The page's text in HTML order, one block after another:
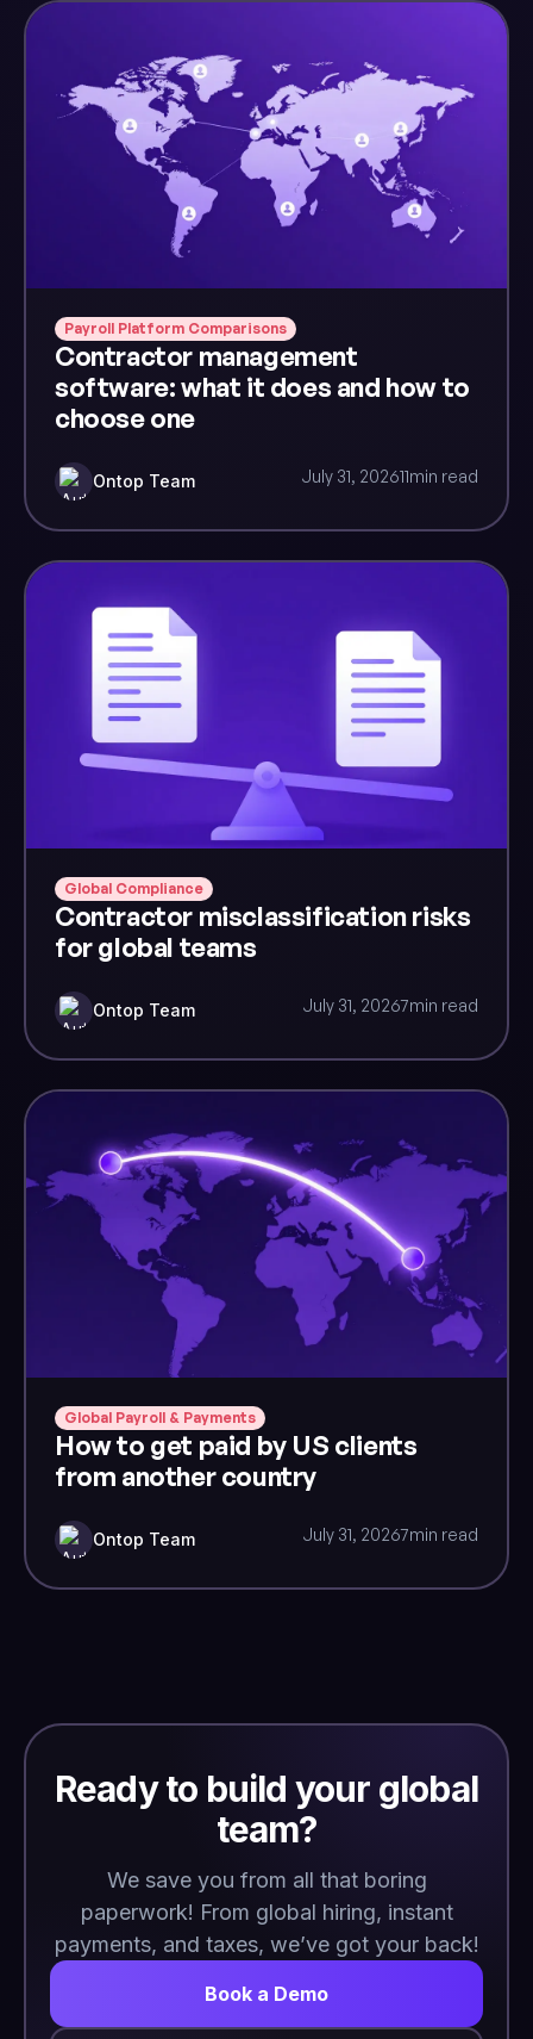
Payroll Platform Comparisons
Contractor management
software: what it does and how to
choose one
Ontop Team July 31, 202611min read
Global Compliance
Contractor misclassification risks
for global teams
Ontop Team July 31, 20267min read
Global Payroll & Payments
How to get paid by US clients
from another country
Ontop Team July 31, 20267min read
Ready to build your global
team?
We save you from all that boring
paperwork! From global hiring, instant
payments, and taxes, we’ve got your back!
Book a Demo